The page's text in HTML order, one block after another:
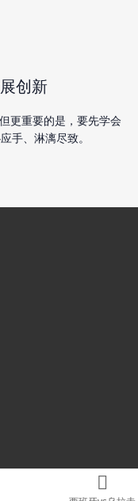
创新
更重要的是，要先学会
手、淋漓尽致。
所有